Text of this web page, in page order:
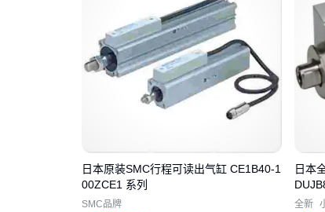
日本原装SMC行程可读出气缸 CE1B40-1
00ZCE1 系列
SMC品牌
日本
全新